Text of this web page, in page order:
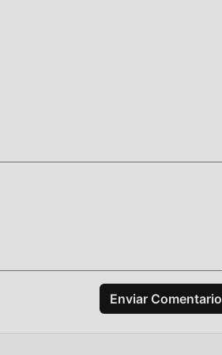
Enviar Comentario